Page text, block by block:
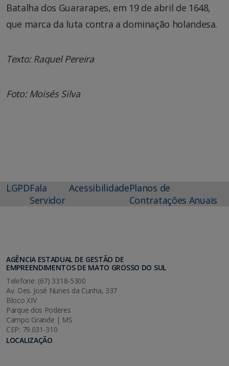
Batalha dos Guararapes, em 19 de abril de 1648,
que marca da luta contra a dominação holandesa.
Texto: Raquel Pereira
Foto: Moisés Silva
LGPDFala
Servidor
AcessibilidadePlanos de
Contratações Anuais
AGÊNCIA ESTADUAL DE GESTÃO DE
EMPREENDIMENTOS DE MATO GROSSO DO SUL
Telefone: (67) 3318-5300
Av. Des. José Nunes da Cunha, 337
Bloco XIV
Parque dos Poderes
Campo Grande | MS
CEP: 79.031-310
LOCALIZAÇÃO